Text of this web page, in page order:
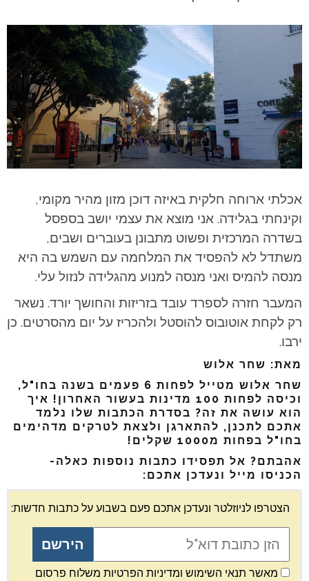
אכלתי ארוחה חלקית באיזה דוכן מזון מהיר מקומי,
וקינחתי בגלידה. אני מוצא את עצמי יושב בספסל
בשדרה המרכזית ופשוט מתבונן בעוברים ושבים,
משתדל לא להפסיד את המלחמה עם השמש בה היא
מנסה להמיס ואני מנסה למנוע מהגלידה לנזול עלי.
המעבר חזרה לספרד עובד בזריזות והחושך יורד. נשאר
רק לקחת אוטובוס להוסטל ולהכריז על יום מהסרטים. כן
ירבו.
מאת: שחר אלוש
שחר אלוש מטייל לפחות 6 פעמים בשנה בחו"ל,
וכיסה לפחות 100 מדינות בעשור האחרון! איך
הוא עושה את זה? בסדרת הכתבות שלו נלמד
אתכם לתכנן, להתארגן ולצאת לטרקים מדהימים
בחו"ל בפחות מ1000 שקלים!
אהבתם? אל תפסידו כתבות נוספות כאלה-
הכניסו מייל ונעדכן אתכם:
הצטרפו לניוזלטר ונעדכן אתכם פעם בשבוע על כתבות חדשות:
מאשר תנאי השימוש ומדיניות הפרטיות משלוח פרסום